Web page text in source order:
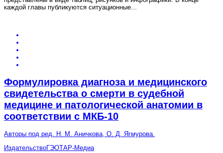
каждой главы публикуются ситуационные
Формулировка диагноза и медицинского
свидетельства о смерти в судебной
медицине и патологической анатомии в
соответствии с МКБ-10
Авторы под ред. Н. М. Аничкова, О. Д. Ягмурова.
ИздательствоГЭОТАР-Медиа